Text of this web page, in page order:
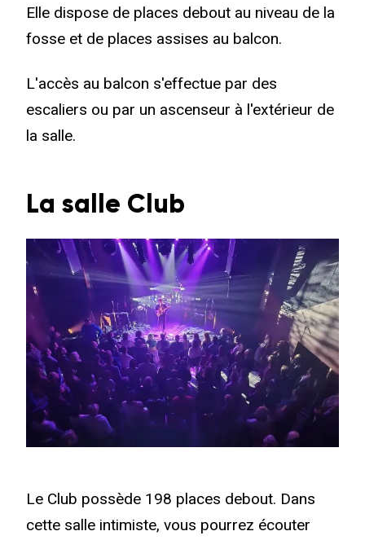
Elle dispose de places debout au niveau de la
fosse et de places assises au balcon.
L'accès au balcon s'effectue par des
escaliers ou par un ascenseur à l'extérieur de
la salle.
La salle Club
Le Club possède 198 places debout. Dans
cette salle intimiste, vous pourrez écouter